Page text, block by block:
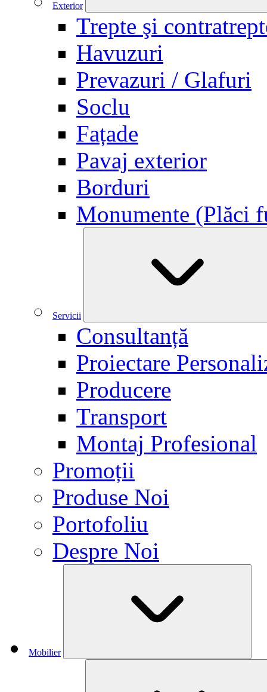
Exterior
Trepte şi
Havuzuri
Prevazuri / Glafuri
Soclu
Fațade
Pavaj exterior
Borduri
Monumente (Plăci
Servicii
Consultanță
Proiectare
Producere
Transport
Montaj Profesional
Promoții
Produse Noi
Portofoliu
Despre Noi
Mobilier